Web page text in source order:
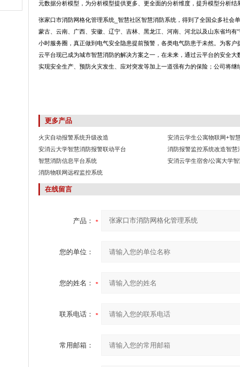
元数据分析模型，为分析模型提供更多、更全面的分析维度，提升模型分析结
张家口市消防网格化管理系统_智慧社区智慧消防系统，得到了全国众多社
蒙古、云南、广西、安徽、辽宁、吉林、黑龙江、河南、河北以及山东省均
小时服务圈，真正做到电气安全隐患提前预警，各类电气防患于未然。为客
云平台现已成为城市智慧消防的解决方案之一，在未来，通过云平台的安全
实现安全生产、预防火灾发生、应对突发等加上一道强有力的保险；公司将继
更多产品
火灾自动报警系统升级改造 安消云学生公寓物联网+智
安消云大学智慧消防报警联动平台
消防报警监控系统改造智慧
智慧消防信息平台系统 安消云学生宿舍/公寓大学
消防物联网远程监控系统
在线留言
产品：
您的单位：
您的姓名：
联系电话：
常用邮箱：